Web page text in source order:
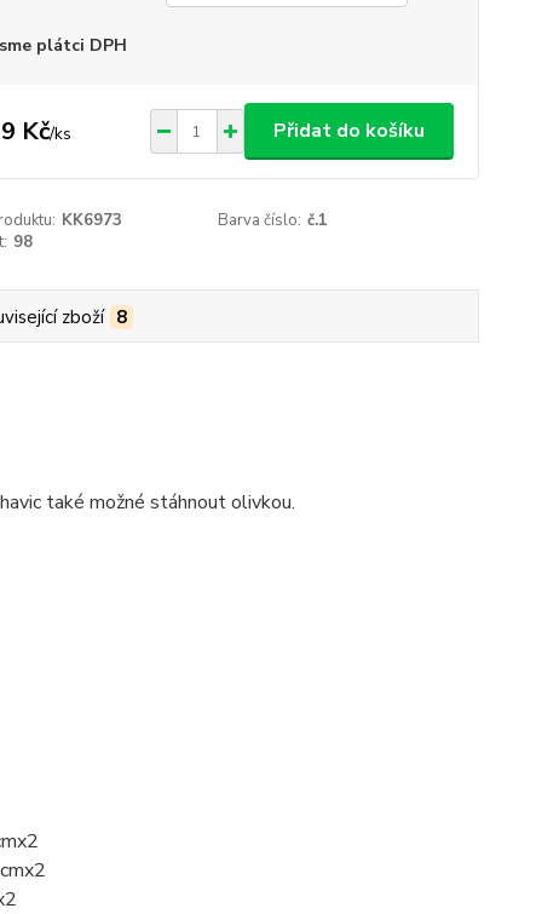
plátci DPH
Kč/ks Přidat do košíku
KK6973 Barva číslo: č.1
98
zboží 8
také možné stáhnout olivkou.